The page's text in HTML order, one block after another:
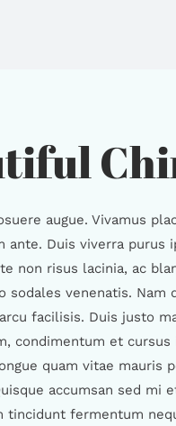
augue. Vivamus
ante. Duis viverra
non risus lacinia, ac
sodales venenatis.
facilisis. Duis justo
condimentum et
quam vitae
accumsan sed mi
tincidunt fermentum